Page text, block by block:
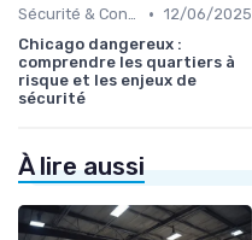
Sécurité & Conformité • 12/06/2025
Chicago dangereux :
comprendre les quartiers à
risque et les enjeux de
sécurité
À lire aussi